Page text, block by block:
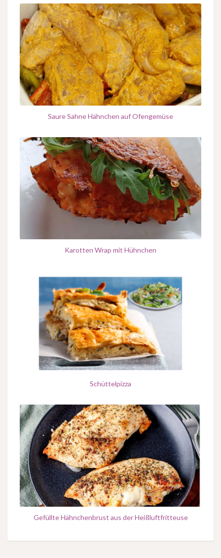
Saure Sahne Hähnchen auf Ofengemüse
Karotten Wrap mit Hühnchen
Schüttelpizza
Gefüllte Hähnchenbrust aus der Heißluftfritteuse